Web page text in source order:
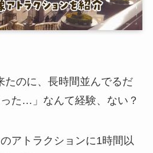
たのに、長時間並んでるだ
た…」なんて経験、ない？
アトラクションに1時間以